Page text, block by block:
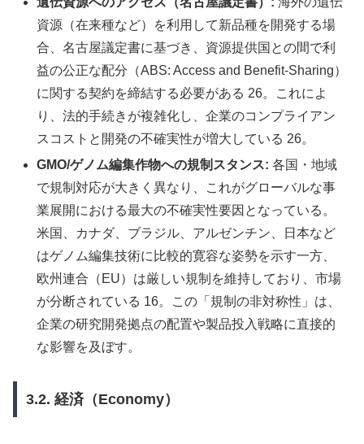
資源（在来種など）を利用して新品種を開発する場
合、名古屋議定書に基づき、資源提供国との間で利
益の公正な配分（ABS: Access and Benefit-Sharing）
に関する契約を締結する必要がある 26。これによ
り、法的手続きが複雑化し、企業のコンプライアン
スコストと開発の不確実性が増大している 26。
GMO/ゲノム編集作物への規制スタンス: 各国・地域
で規制対応が大きく異なり、これがグローバルな事
業展開における最大の不確実性要因となっている。
米国、カナダ、ブラジル、アルゼンチン、日本など
はゲノム編集技術に比較的寛容な姿勢を示す一方、
欧州連合（EU）は厳しい規制を維持しており、市場
が分断されている 16。この「規制の非対称性」は、
企業の研究開発拠点の配置や製品投入戦略に直接的
な影響を及ぼす。
3.2. 経済（Economy）